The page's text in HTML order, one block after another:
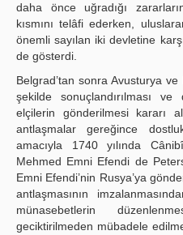
daha önce uğradığı
kısmını telâfi ederken,
önemli sayılan iki devletine
de gösterdi.
Belgrad’tan sonra Avusturya
şekilde sonuçlandırılması
elçilerin gönderilmesi kararı
antlaşmalar gereğince
amacıyla 1740 yılında
Mehmed Emni Efendi de
Emni Efendi’nin Rusya’ya
antlaşmasının
münasebetlerin
geciktirilmeden mübadele